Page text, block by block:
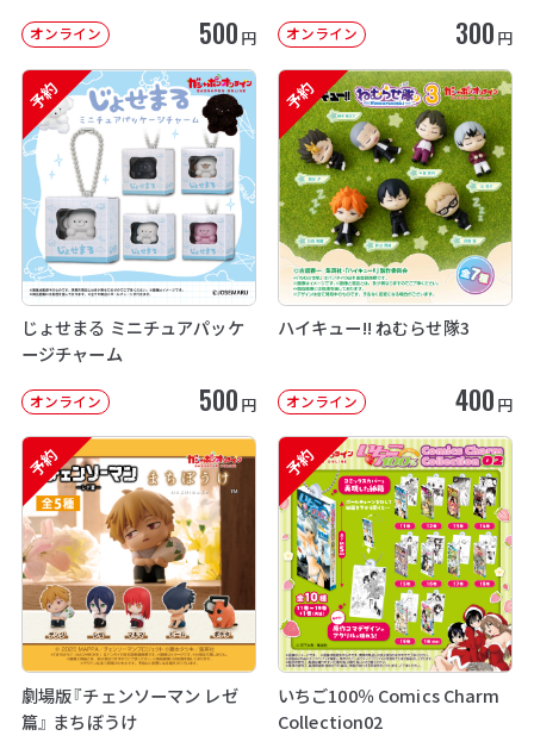
オンライン 500 円 オンライン 300 円
予約
じょせまる ミニチュアパッケ
ージチャーム
オンライン 500 円
予約
ハイキュー!! ねむらせ隊3
オンライン 400 円
予約
劇場版『チェンソーマン レゼ
篇』 まちぼうけ
予約
いちご100％ Comics Charm
Collection02